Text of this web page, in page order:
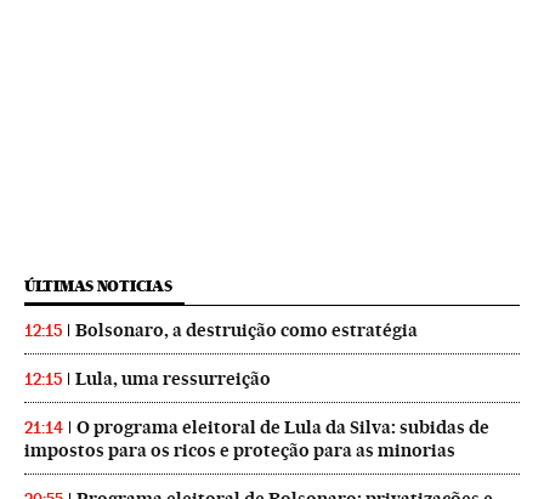
ÚLTIMAS NOTICIAS
12:15 Bolsonaro, a destruição como estratégia
12:15 Lula, uma ressurreição
21:14
O programa eleitoral de Lula da Silva: subidas de
impostos para os ricos e proteção para as minorias